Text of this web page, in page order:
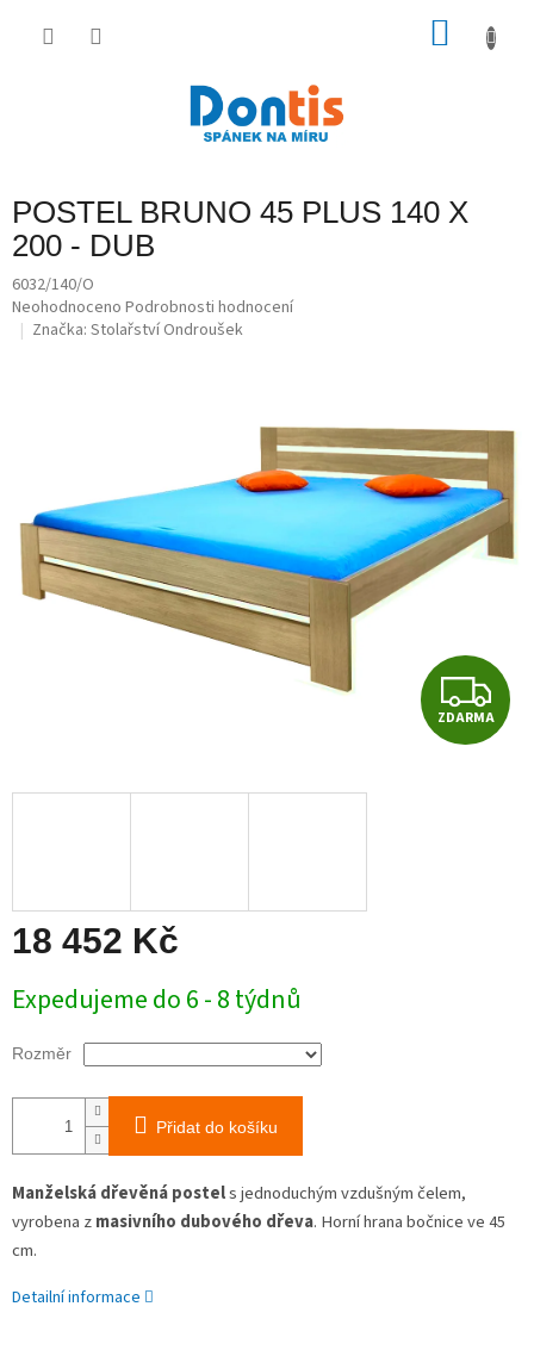
POSTEL BRUNO 45 PLUS 140 X
200 - DUB
6032/140/O
Průměrné
hodnocení
Neohodnoceno Podrobnosti hodnocení
Značka: Stolařství Ondroušek
Z
D
ZDARMA
18 452 Kč
cena:
Expedujeme do 6 - 8 týdnů
Rozměr
Přidat do košíku
Manželská dřevěná postels jednoduchým vzdušným čelem,
vyrobena zmasivního dubového dřeva. Horní hrana bočnice ve 45
cm.
Detailní informace